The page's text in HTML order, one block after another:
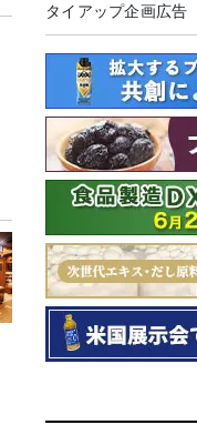
タイアップ企画広告